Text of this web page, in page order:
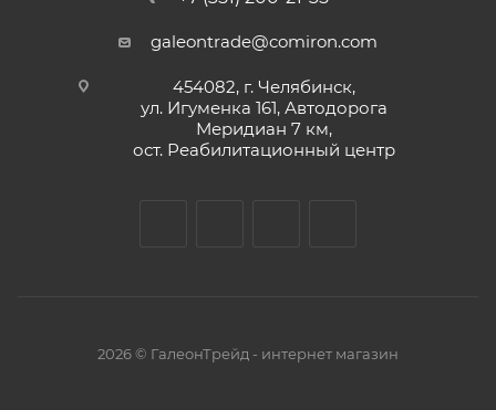
galeontrade@comiron.com
454082, г. Челябинск,
ул. Игуменка 161, Автодорога
Меридиан 7 км,
ост. Реабилитационный центр
2026 © ГалеонТрейд - интернет магазин